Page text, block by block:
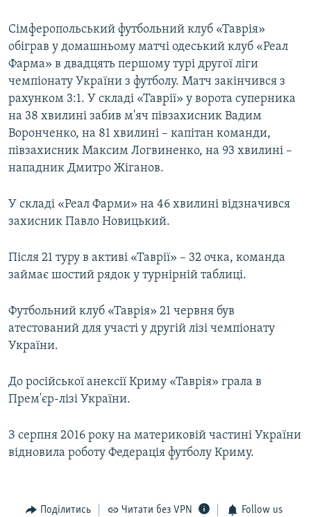
Усі сайти RFE/RL
Сімферопольський футбольний клуб «Таврія»
обіграв у домашньому матчі одеський клуб «Реал
Фарма» в двадцять першому турі другої ліги
чемпіонату України з футболу. Матч закінчився з
рахунком 3:1. У складі «Таврії» у ворота суперника
на 38 хвилині забив м'яч півзахисник Вадим
Воронченко, на 81 хвилині – капітан команди,
півзахисник Максим Логвиненко, на 93 хвилині –
нападник Дмитро Жіганов.
У складі «Реал Фарми» на 46 хвилині відзначився
захисник Павло Новицький.
Після 21 туру в активі «Таврії» – 32 очка, команда
займає шостий рядок у турнірній таблиці.
Футбольний клуб «Таврія» 21 червня був
атестований для участі у другій лізі чемпіонату
України.
До російської анексії Криму «Таврія» грала в
Прем'єр-лізі України.
З серпня 2016 року на материковій частині України
відновила роботу Федерація футболу Криму.
Поділитись Читати без VPN Follow us